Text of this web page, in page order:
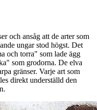
och ansåg att de arter som
ungar stod högst. Det
och torra" som lade ägg
som grodorna. De elva
gränser. Varje art som
direkt underställd den